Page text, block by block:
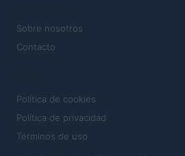
Sobre nosotros
Contacto
Política de cookies
Política de privacidad
Términos de uso